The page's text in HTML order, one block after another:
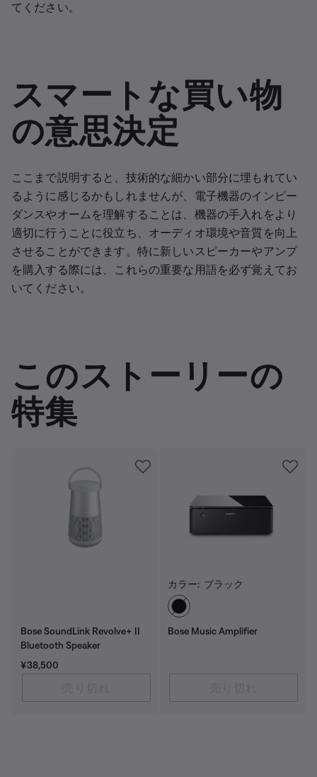
てください。
スマートな買い物
の意思決定
ここまで説明すると、技術的な細かい部分に埋もれてい
るように感じるかもしれませんが、電子機器のインピー
ダンスやオームを理解することは、機器の手入れをより
適切に行うことに役立ち、オーディオ環境や音質を向上
させることができます。特に新しいスピーカーやアンプ
を購入する際には、これらの重要な用語を必ず覚えてお
いてください。
このストーリーの
特集
Bose SoundLink Revolve+ II
Bluetooth Speaker
価格:
¥38,500
カラー: ブラック
カラーの選択
Bose Music Amplifier